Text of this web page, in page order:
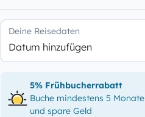
Deine Reisedaten
Datum hinzufügen
5% Frühbucherrabatt
Buche mindestens 5
und spare Geld